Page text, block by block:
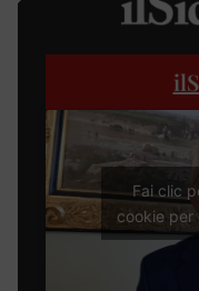
Fai clic
cookie per